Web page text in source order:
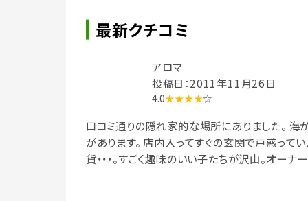
最新クチコミ
アロマ
投稿日：2011年11月26日
4.0★★★★☆
口コミ通りの隠れ家的な場所にありました。
があります。 店内入ってすぐの玄関で戸惑ってい
貨・・・。すごく趣味のいい子たちが沢山。オー